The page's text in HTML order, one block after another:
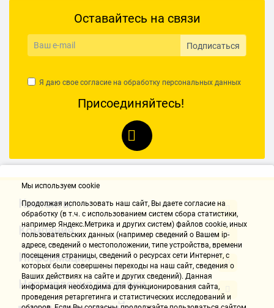
Оставайтесь на связи
Подписаться
Я даю свое согласие на обработку персональных данных
Присоединяйтесь!
Контакты
Компания
Информация
Направления доставки
Мы используем cookie
Продолжая использовать наш cайт, Вы даете согласие на
обработку (в т.ч. с использованием систем сбора статистики,
например Яндекс.Метрика и других систем) файлов cookie, иных
пользовательских данных (например сведений о Вашем ip-
адресе, сведений о местоположении, типе устройства, времени
посещения страницы, сведений о ресурсах сети Интернет, с
которых были совершены переходы на наш сайт, сведения о
Ваших действиях на сайте и других сведений). Данная
информация необходима для функционирования сайта,
проведения ретаргетинга и статистических исследований и